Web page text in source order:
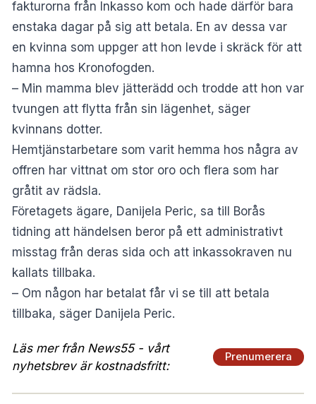
fakturorna från Inkasso kom och hade därför bara
enstaka dagar på sig att betala. En av dessa var
en kvinna som uppger att hon levde i skräck för att
hamna hos Kronofogden.
– Min mamma blev jätterädd och trodde att hon var
tvungen att flytta från sin lägenhet, säger
kvinnans dotter.
Hemtjänstarbetare som varit hemma hos några av
offren har vittnat om stor oro och flera som har
gråtit av rädsla.
Företagets ägare, Danijela Peric, sa till Borås
tidning att händelsen beror på ett administrativt
misstag från deras sida och att inkassokraven nu
kallats tillbaka.
– Om någon har betalat får vi se till att betala
tillbaka, säger Danijela Peric.
Läs mer från News55 - vårt
nyhetsbrev är kostnadsfritt:
Prenumerera